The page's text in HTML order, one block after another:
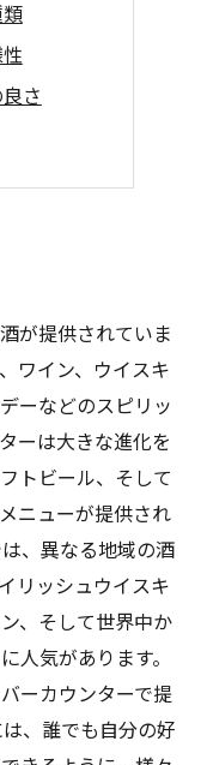
さ
が提供されていま
ワイン、ウイスキ
ーなどのスピリッ
ーは大きな進化を
トビール、そして
ニューが提供され
、異なる地域の酒
リッシュウイスキ
、そして世界中か
人気があります。
ーカウンターで提
、誰でも自分の好